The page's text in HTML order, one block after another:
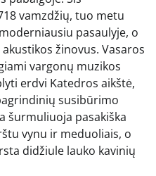
vamzdžių, tuo metu
pasaulyje, o
žinovus. Vasaros
vargonų muzikos
erdvi Katedros aikštė,
susibūrimo
šurmuliuoja pasakiška
vynu ir meduoliais, o
didžiule lauko kavinių